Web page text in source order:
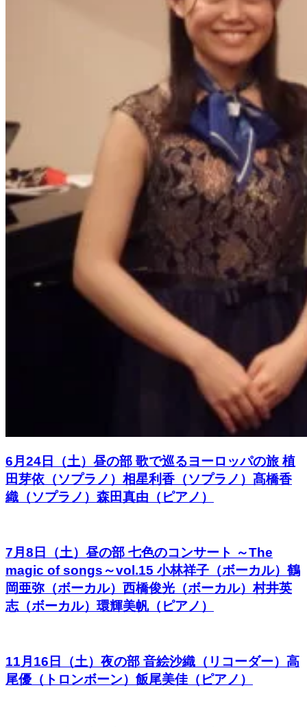
6月24日（土）昼の部 歌で巡るヨーロッパの旅 植
田芽依（ソプラノ）相星利香（ソプラノ）髙橋香
織（ソプラノ）森田真由（ピアノ）
7月8日（土）昼の部 七色のコンサート ～The
magic of songs～vol.15 小林祥子（ボーカル）鶴
岡亜弥（ボーカル）西橋俊光（ボーカル）村井英
志（ボーカル）環輝美帆（ピアノ）
11月16日（土）夜の部 音絵沙織（リコーダー）高
尾優（トロンボーン）飯尾美佳（ピアノ）